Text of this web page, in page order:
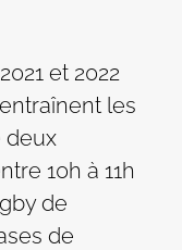
et 2022
les
deux
10h à 11h
de
de